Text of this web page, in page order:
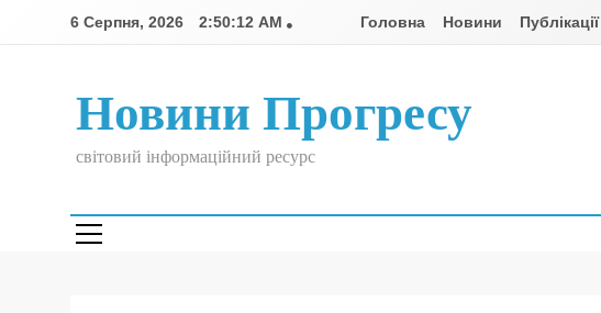
6 Серпня, 2026 2:50:12 AM Головна Новини Публікації
Новини Прогресу
світовий інформаційний ресурс